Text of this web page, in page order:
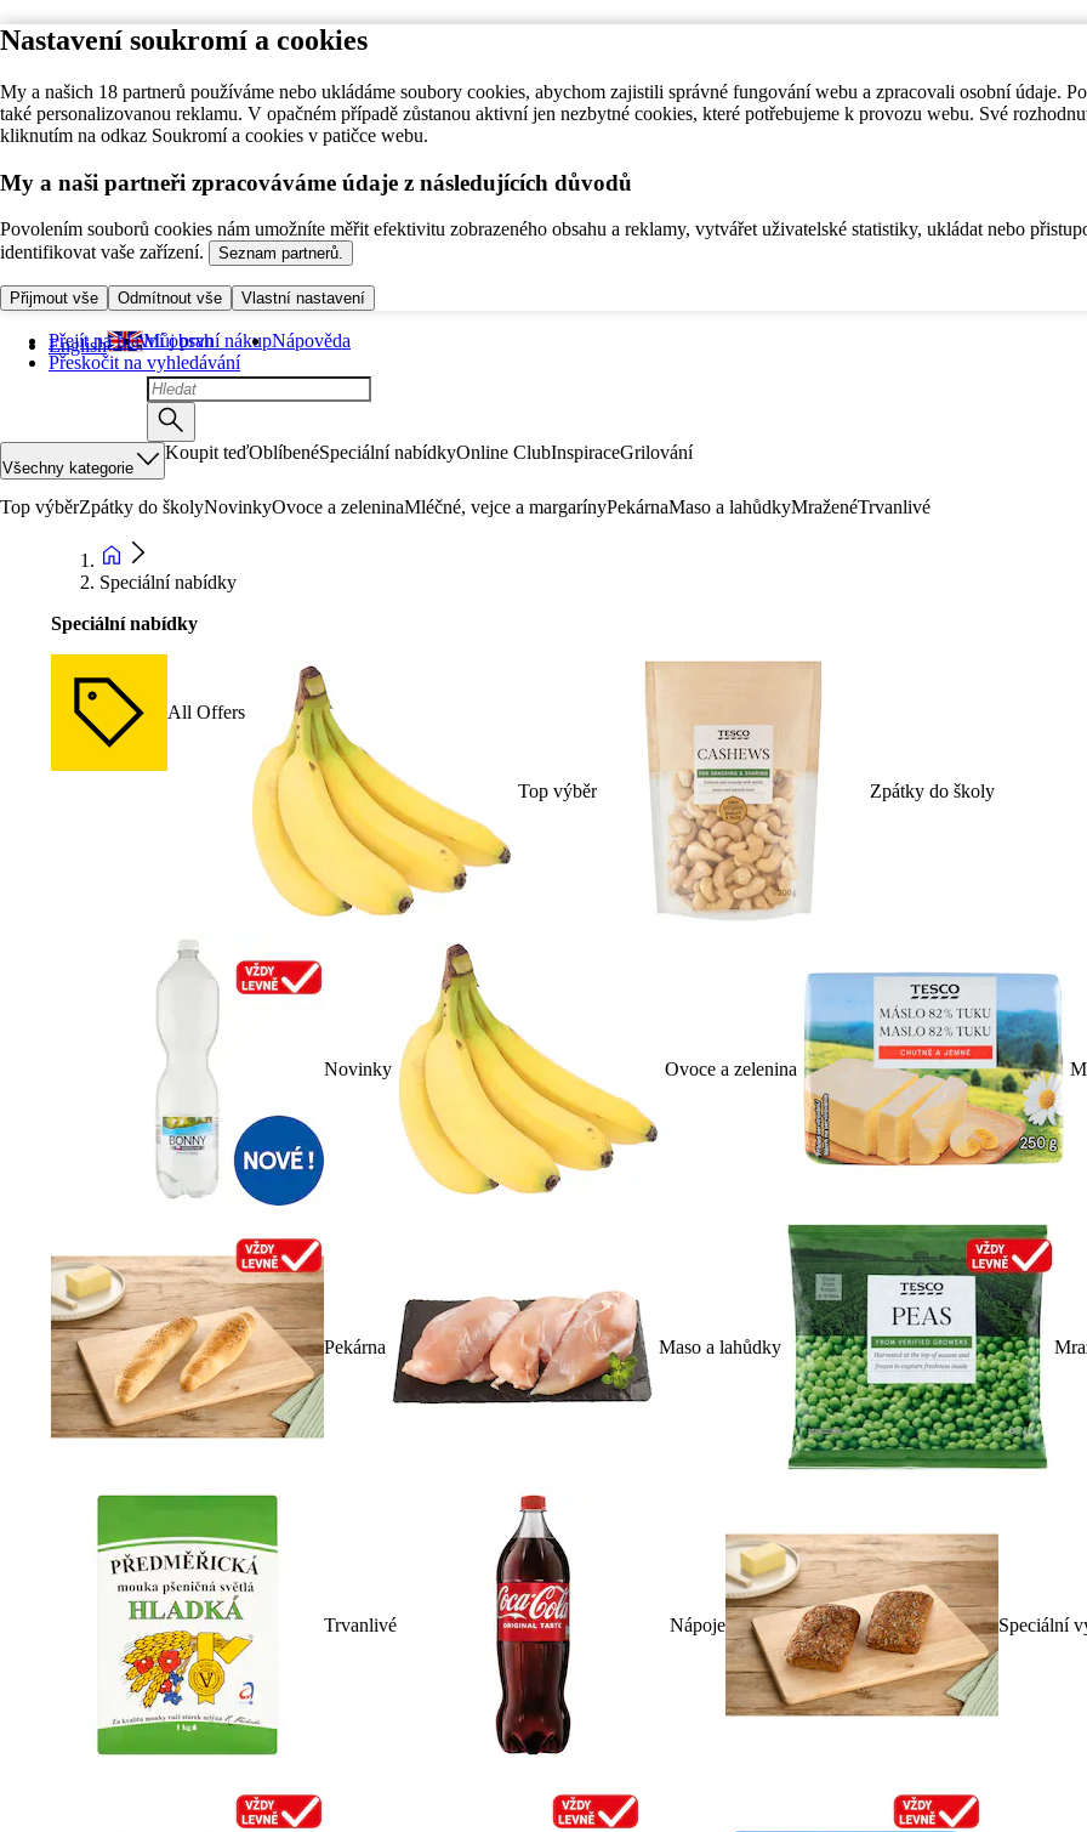
Nastavení soukromí a cookies
My a našich 18 partnerů používáme nebo ukládáme soubory cookies, abychom zajistili správné fungování webu a zpracovali osobní údaje.
také personalizovanou reklamu. V opačném případě zůstanou aktivní jen nezbytné cookies, které potřebujeme k provozu webu. Své
kliknutím na odkaz Soukromí a cookies v patičce webu.
My a naši partneři zpracováváme údaje z následujících důvodů
Povolením souborů cookies nám umožníte měřit efektivitu zobrazeného obsahu a reklamy, vytvářet uživatelské statistiky, ukládat nebo
identifikovat vaše zařízení.
Seznam partnerů.
Přijmout vše Odmítnout vše Vlastní nastavení
Přejít na hlavní obsah
Přeskočit na vyhledávání
English Můj první nákupNápověda
Všechny kategorie
Koupit teďOblíbenéSpeciální nabídkyOnline ClubInspiraceGrilování
Top výběrZpátky do školyNovinkyOvoce a zeleninaMléčné, vejce a margarínyPekárnaMaso a lahůdkyMraženéTrvanlivé
Speciální nabídky
Speciální nabídky
All Offers
Top výběr Zpátky do školy
Novinky Ovoce a zelenina
Pekárna Maso a lahůdky
Trvanlivé Nápoje Speciální